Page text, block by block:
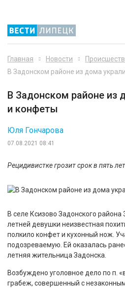
Главная Новости
В Задонском районе из дома
В Задонском районе из
и конфеты
07.08.2021 08:41
Юля Гончарова
Рецидивистке грозит срок в пять лет
В селе Ксизово Задонского района
летней девушки неизвестная
полкило конфет и кухонный нож.
подозреваемую. Ей оказалась
летняя жительница Задонска.
Возбуждено уголовное дело по п.
грабеж, совершенный с